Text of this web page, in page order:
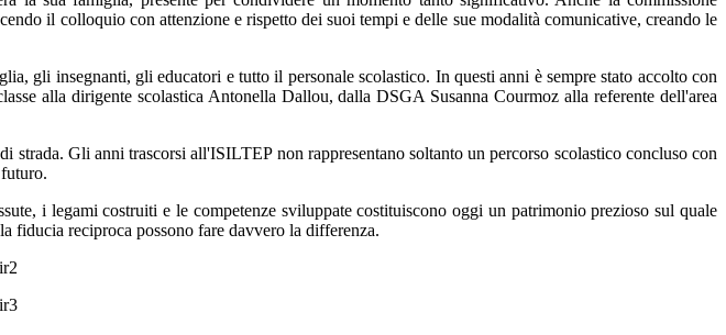
il colloquio con attenzione e rispetto dei suoi tempi e delle sue modalità comunicative, creando le
gli insegnanti, gli educatori e tutto il personale scolastico. In questi anni è sempre stato accolto con
alla dirigente scolastica Antonella Dallou, dalla DSGA Susanna Courmoz alla referente dell'area
Gli anni trascorsi all'ISILTEP non rappresentano soltanto un percorso scolastico concluso con
i legami costruiti e le competenze sviluppate costituiscono oggi un patrimonio prezioso sul quale
fiducia reciproca possono fare davvero la differenza.